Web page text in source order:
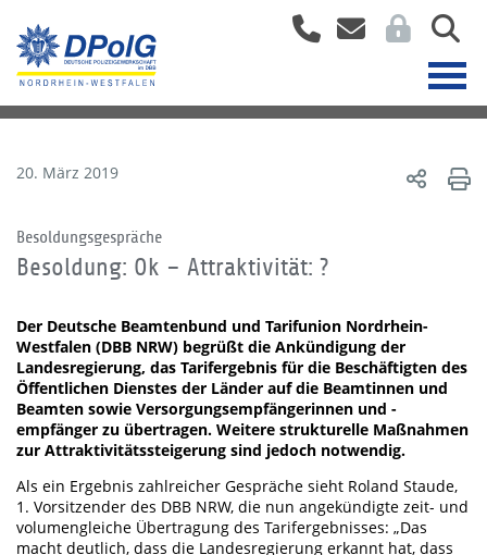
20. März 2019
Besoldungsgespräche
Besoldung: Ok – Attraktivität: ?
Der Deutsche Beamtenbund und Tarifunion Nordrhein-
Westfalen (DBB NRW) begrüßt die Ankündigung der
Landesregierung, das Tarifergebnis für die Beschäftigten des
Öffentlichen Dienstes der Länder auf die Beamtinnen und
Beamten sowie Versorgungsempfängerinnen und -
empfänger zu übertragen. Weitere strukturelle Maßnahmen
zur Attraktivitätssteigerung sind jedoch notwendig.
Als ein Ergebnis zahlreicher Gespräche sieht Roland Staude,
1. Vorsitzender des DBB NRW, die nun angekündigte zeit- und
volumengleiche Übertragung des Tarifergebnisses: „Das
macht deutlich, dass die Landesregierung erkannt hat, dass